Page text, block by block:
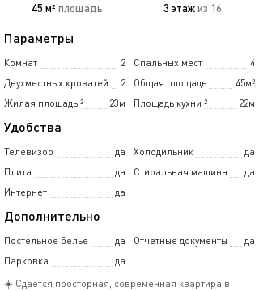
45 м² площадь 3 этаж из 16
Параметры
Комнат 2 Спальных мест
4
Двухместных кроватей
2 Общая площадь
45м²
Жилая площадь
23м
² Площадь кухни 22м
²
Удобства
Телевизор да Холодильник
да
Плита
да Стиральная машина
да
Интернет
да
Дополнительно
Постельное белье да Отчетные документы
да
Парковка
да
☀️ Сдается просторная, современная квартира в